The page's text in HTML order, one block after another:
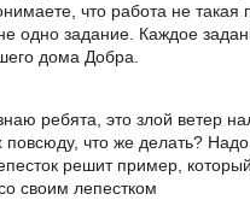
что работа не такая
одно задание. Каждое
дома Добра.
ребята, это злой ветер
что же делать?
решит пример,
своим лепестком